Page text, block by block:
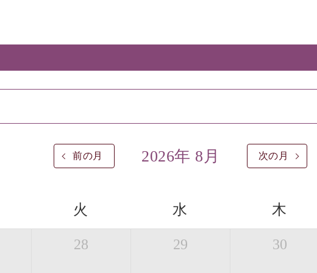
前の月 2026年 8月 次の月
火 水 木
28 29 30